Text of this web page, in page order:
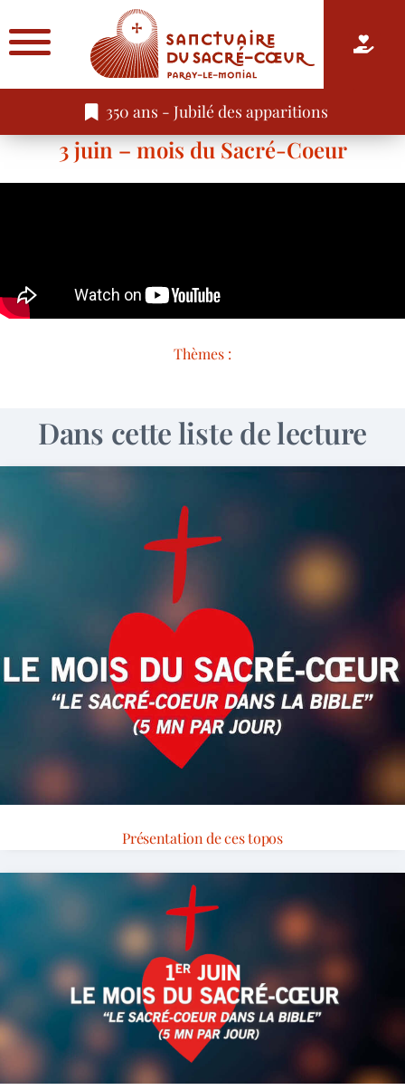
350 ans - Jubilé des apparitions
3 juin – mois du Sacré-Coeur
Thèmes :
Dans cette liste de lecture
Présentation de ces topos